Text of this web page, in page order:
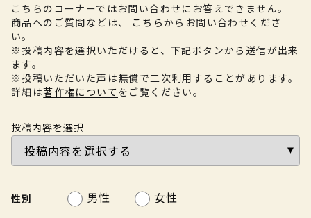
こちらのコーナーではお問い合わせにお答えできません。
商品へのご質問などは、
こちらからお問い合わせくださ
い。
※投稿内容を選択いただけると、下記ボタンから送信が出来
ます。
※投稿いただいた声は無償で二次利用することがあります。
詳細は著作権について をご覧ください。
投稿内容を選択
性別 男性 女性